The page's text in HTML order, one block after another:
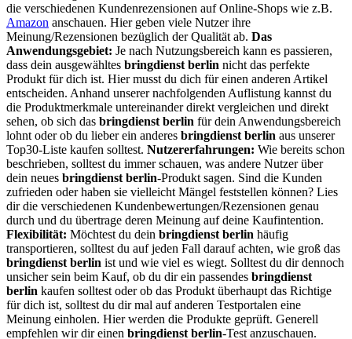
die verschiedenen Kundenrezensionen auf Online-Shops wie z.B.
Amazon anschauen. Hier geben viele Nutzer ihre
Meinung/Rezensionen bezüglich der Qualität ab. Das
Anwendungsgebiet: Je nach Nutzungsbereich kann es passieren,
dass dein ausgewähltes bringdienst berlin nicht das perfekte
Produkt für dich ist. Hier musst du dich für einen anderen Artikel
entscheiden. Anhand unserer nachfolgenden Auflistung kannst du
die Produktmerkmale untereinander direkt vergleichen und direkt
sehen, ob sich das bringdienst berlin für dein Anwendungsbereich
lohnt oder ob du lieber ein anderes bringdienst berlin aus unserer
Top30-Liste kaufen solltest. Nutzererfahrungen: Wie bereits schon
beschrieben, solltest du immer schauen, was andere Nutzer über
dein neues bringdienst berlin-Produkt sagen. Sind die Kunden
zufrieden oder haben sie vielleicht Mängel feststellen können? Lies
dir die verschiedenen Kundenbewertungen/Rezensionen genau
durch und du übertrage deren Meinung auf deine Kaufintention.
Flexibilität: Möchtest du dein bringdienst berlin häufig
transportieren, solltest du auf jeden Fall darauf achten, wie groß das
bringdienst berlin ist und wie viel es wiegt. Solltest du dir dennoch
unsicher sein beim Kauf, ob du dir ein passendes bringdienst
berlin kaufen solltest oder ob das Produkt überhaupt das Richtige
für dich ist, solltest du dir mal auf anderen Testportalen eine
Meinung einholen. Hier werden die Produkte geprüft. Generell
empfehlen wir dir einen bringdienst berlin-Test anzuschauen.